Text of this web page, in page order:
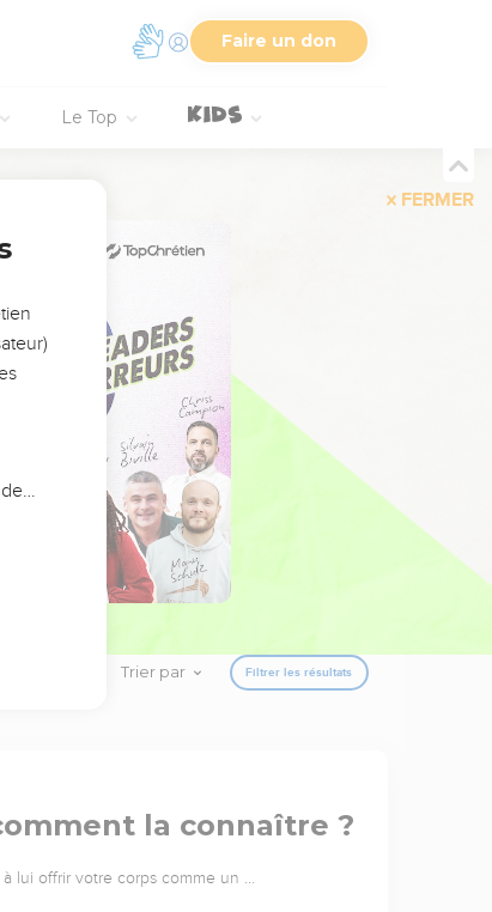
Faire un don
Le Top
FERMER
Trier par Filtrer les résultats
la connaître ?
lui offrir votre corps comme un …